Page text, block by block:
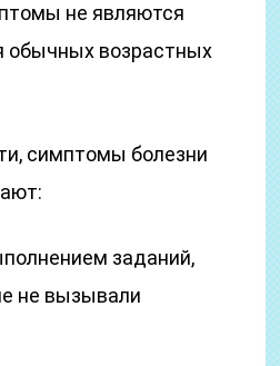
не являются
обычных возрастных
симптомы болезни
заданий,
не вызывали